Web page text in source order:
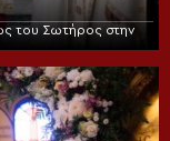
του Σωτήρος στην